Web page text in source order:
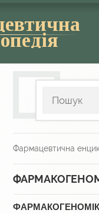
Фармацевтична